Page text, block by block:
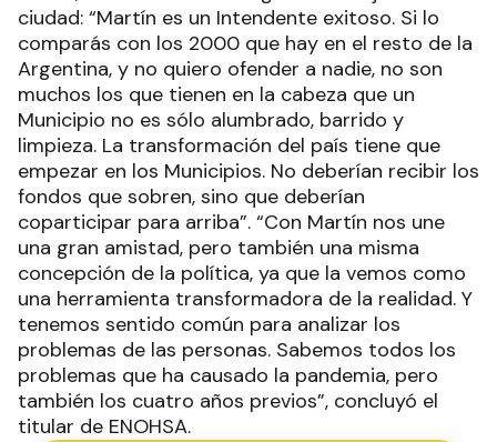
ciudad: “Martín es un Intendente exitoso. Si lo
comparás con los 2000 que hay en el resto de la
Argentina, y no quiero ofender a nadie, no son
muchos los que tienen en la cabeza que un
Municipio no es sólo alumbrado, barrido y
limpieza. La transformación del país tiene que
empezar en los Municipios. No deberían recibir los
fondos que sobren, sino que deberían
coparticipar para arriba”. “Con Martín nos une
una gran amistad, pero también una misma
concepción de la política, ya que la vemos como
una herramienta transformadora de la realidad. Y
tenemos sentido común para analizar los
problemas de las personas. Sabemos todos los
problemas que ha causado la pandemia, pero
también los cuatro años previos”, concluyó el
titular de ENOHSA.